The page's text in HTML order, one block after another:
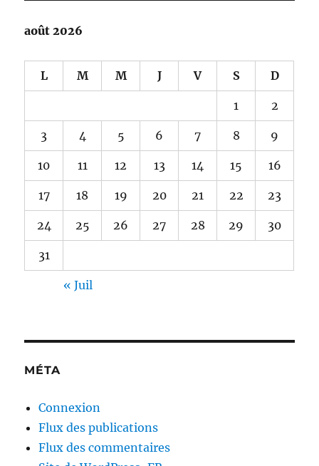
août 2026
L M M J V S D
1 2
3 4 5 6 7 8 9
10 11 12 13 14 15 16
17 18 19 20 21 22 23
24 25 26 27 28 29 30
31
« Juil
MÉTA
Connexion
Flux des publications
Flux des commentaires